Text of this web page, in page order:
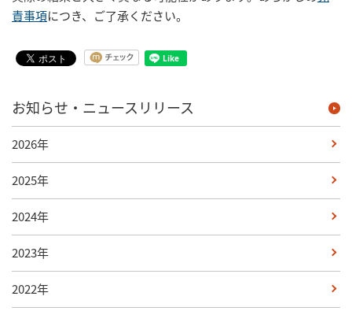
責事項につき、ご了承ください。
お知らせ・ニュースリリース
2026年
2025年
2024年
2023年
2022年